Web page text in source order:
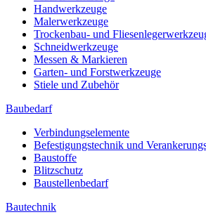
Handwerkzeuge
Malerwerkzeuge
Trockenbau- und
Schneidwerkzeuge
Messen & Markieren
Garten- und Forstwerkzeuge
Stiele und Zubehör
Baubedarf
Verbindungselemente
Befestigungstechnik und
Baustoffe
Blitzschutz
Baustellenbedarf
Bautechnik